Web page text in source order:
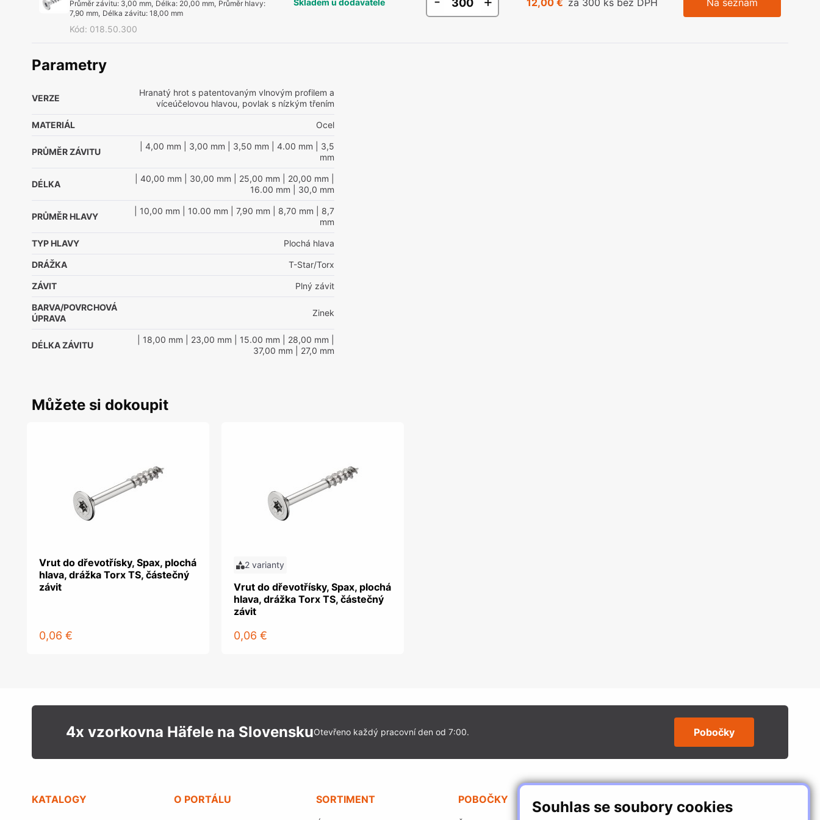
Souhlas se soubory cookies
Průměr závitu: 3,00 mm, Délka: 20,00 mm, Průměr hlavy:
7,90 mm, Délka závitu:18,00 mm
Kód: 018.50.300
Skladem u dodavatele 12,00 € za 300 ks bez DPH Na seznam
Parametry
VERZE
Hranatý hrot s patentovaným vlnovým profilem a
víceúčelovou hlavou, povlak s nízkým třením
MATERIÁL Ocel
PRŮMĚR ZÁVITU
| 4,00 mm | 3,00 mm | 3,50 mm | 4.00 mm | 3,5
mm
DÉLKA
| 40,00 mm | 30,00 mm | 25,00 mm | 20,00 mm
16.00 mm | 30,0 mm
PRŮMĚR HLAVY
| 10,00 mm | 10.00 mm | 7,90 mm | 8,70 mm | 8,7
mm
TYP HLAVY Plochá hlava
DRÁŽKA T-Star/Torx
ZÁVIT Plný závit
BARVA/POVRCHOVÁ
ÚPRAVA
Zinek
DÉLKA ZÁVITU
| 18,00 mm | 23,00 mm | 15.00 mm | 28,00 mm
37,00 mm | 27,0 mm
Můžete si dokoupit
Vrut do dřevotřísky, Spax, plochá
hlava, drážka Torx TS, částečný
závit
0,06 €
2 varianty
Vrut do dřevotřísky, Spax, plochá
hlava, drážka Torx TS, částečný
závit
0,06 €
4x vzorkovna Häfele na SlovenskuOtevřeno každý pracovní den od 7:00. Pobočky
KATALOGY O PORTÁLU SORTIMENT POBOČKY SLEDUJTE NÁS